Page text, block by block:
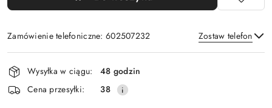
Zamówienie telefoniczne: 602507232 Zostaw telefon
Wyślij
Dostępność
i
dostawa
Wysyłka w ciągu:
48 godzin
Cena przesyłki:
38